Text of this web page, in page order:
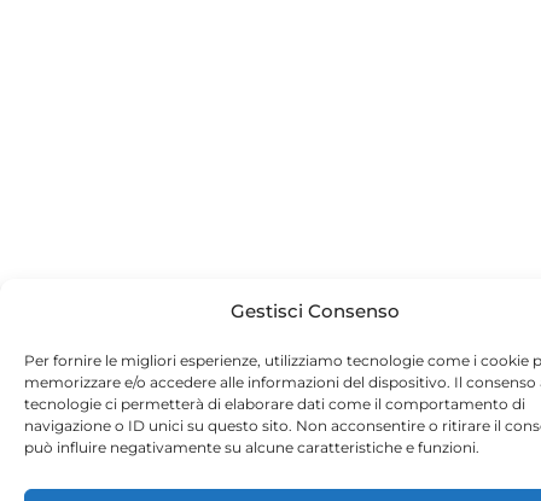
Gestisci Consenso
Per fornire le migliori esperienze, utilizziamo tecnologie come i cookie
memorizzare e/o accedere alle informazioni del dispositivo. Il consenso
tecnologie ci permetterà di elaborare dati come il comportamento di
navigazione o ID unici su questo sito. Non acconsentire o ritirare il
può influire negativamente su alcune caratteristiche e funzioni.